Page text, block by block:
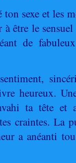
sexe et les
être le
de
heureux.
ta tête
craintes. La
a anéanti